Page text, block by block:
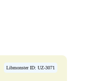
Libmonster ID: UZ-3071